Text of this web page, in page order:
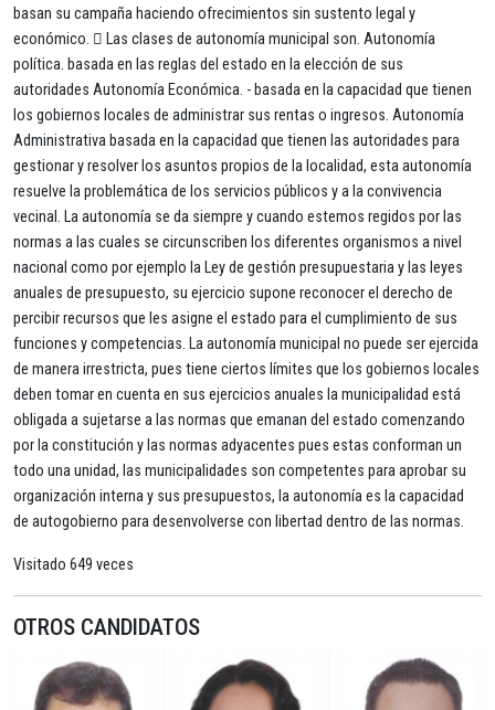
basan su campaña haciendo ofrecimientos sin sustento legal y
económico.  Las clases de autonomía municipal son. Autonomía
política. basada en las reglas del estado en la elección de sus
autoridades Autonomía Económica. - basada en la capacidad que tienen
los gobiernos locales de administrar sus rentas o ingresos. Autonomía
Administrativa basada en la capacidad que tienen las autoridades para
gestionar y resolver los asuntos propios de la localidad, esta autonomía
resuelve la problemática de los servicios públicos y a la convivencia
vecinal. La autonomía se da siempre y cuando estemos regidos por las
normas a las cuales se circunscriben los diferentes organismos a nivel
nacional como por ejemplo la Ley de gestión presupuestaria y las leyes
anuales de presupuesto, su ejercicio supone reconocer el derecho de
percibir recursos que les asigne el estado para el cumplimiento de sus
funciones y competencias. La autonomía municipal no puede ser ejercida
de manera irrestricta, pues tiene ciertos límites que los gobiernos locales
deben tomar en cuenta en sus ejercicios anuales la municipalidad está
obligada a sujetarse a las normas que emanan del estado comenzando
por la constitución y las normas adyacentes pues estas conforman un
todo una unidad, las municipalidades son competentes para aprobar su
organización interna y sus presupuestos, la autonomía es la capacidad
de autogobierno para desenvolverse con libertad dentro de las normas.
Visitado 649 veces
OTROS CANDIDATOS